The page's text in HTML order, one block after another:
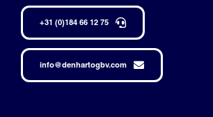
+31 (0)184 66 12 75
info@denhartogbv.com